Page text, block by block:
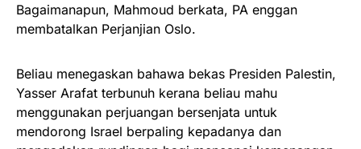
Bagaimanapun, Mahmoud berkata, PA enggan
membatalkan Perjanjian Oslo.
Beliau menegaskan bahawa bekas Presiden Palestin,
Yasser Arafat terbunuh kerana beliau mahu
menggunakan perjuangan bersenjata untuk
mendorong Israel berpaling kepadanya dan